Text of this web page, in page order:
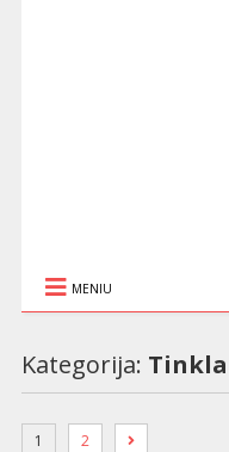
MENIU
Kategorija:
1 2